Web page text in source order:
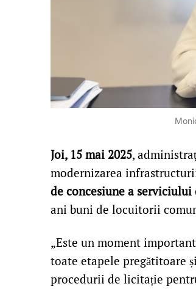
Joi, 15 mai 2025,
modernizarea
de concesiune a
ani buni de locuitorii
„Este un moment
toate etapele pregătitoare
procedurii de licitație